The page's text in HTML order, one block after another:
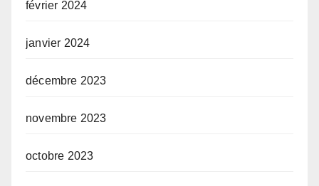
février 2024
janvier 2024
décembre 2023
novembre 2023
octobre 2023